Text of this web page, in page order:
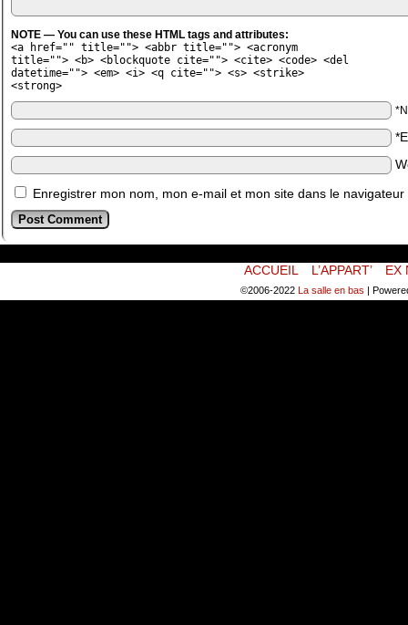
NOTE — You can use these HTML tags and attributes:
<a href="" title=""> <abbr title=""> <acronym
title=""> <b> <blockquote cite=""> <cite> <code> <del
datetime=""> <em> <i> <q cite=""> <s> <strike>
<strong>
Enregistrer mon nom, mon e-mail et mon site dans le
ACCUEIL L’APPART’ EX
©2006-2022 La salle en bas |